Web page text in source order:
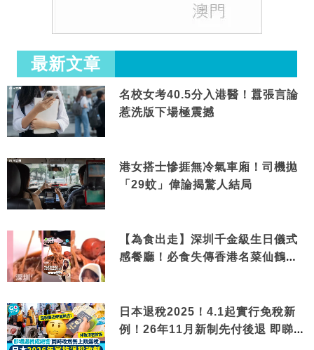
最新文章
名校女考40.5分入港醫！囂張言論
惹洗版下場極震撼
港女搭士慘捱無冷氣車廂！司機拋
「29蚊」偉論揭驚人結局
【為食出走】深圳千金級生日儀式
感餐廳！必食失傳香港名菜仙鶴神
日本退稅2025！4.1起實行免稅新
例！26年11月新制先付後退 即睇步